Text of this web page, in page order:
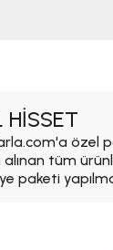
özel
tüm
paketi